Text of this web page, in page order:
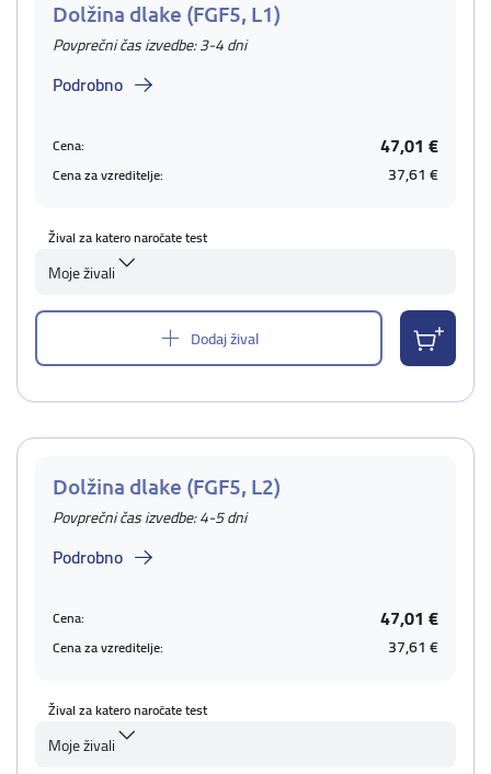
Dolžina dlake (FGF5, L1)
Povprečni čas izvedbe: 3-4 dni
Podrobno
Cena: 47,01 €
Cena za vzreditelje: 37,61 €
Žival za katero naročate test
Moje živali
Dodaj žival
Dolžina dlake (FGF5, L2)
Povprečni čas izvedbe: 4-5 dni
Podrobno
Cena: 47,01 €
Cena za vzreditelje: 37,61 €
Žival za katero naročate test
Moje živali